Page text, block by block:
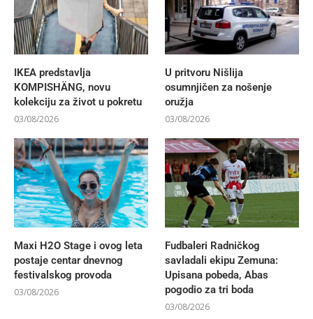
IKEA predstavlja
KOMPISHÄNG, novu
kolekciju za život u pokretu
03/08/2026
U pritvoru Nišlija
osumnjičen za nošenje
oružja
03/08/2026
Maxi H2O Stage i ovog leta
postaje centar dnevnog
festivalskog provoda
03/08/2026
Fudbaleri Radničkog
savladali ekipu Zemuna:
Upisana pobeda, Abas
pogodio za tri boda
03/08/2026